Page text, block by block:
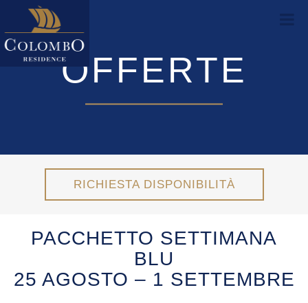
OFFERTE
RICHIESTA DISPONIBILITÀ
PACCHETTO SETTIMANA
BLU
25 AGOSTO – 1 SETTEMBRE